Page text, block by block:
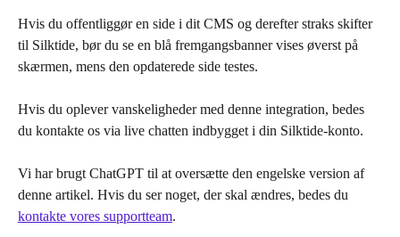
Hvis du offentliggør en side i dit CMS og derefter straks skifter
til Silktide, bør du se en blå fremgangsbanner vises øverst på
skærmen, mens den opdaterede side testes.
Hvis du oplever vanskeligheder med denne integration, bedes
du kontakte os via live chatten indbygget i din Silktide-konto.
Vi har brugt ChatGPT til at oversætte den engelske version af
denne artikel. Hvis du ser noget, der skal ændres, bedes du
kontakte vores supportteam.